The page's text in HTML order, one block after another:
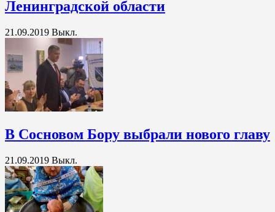
Ленинградской области
21.09.2019 Выкл.
В Сосновом Бору выбрали нового главу
21.09.2019 Выкл.